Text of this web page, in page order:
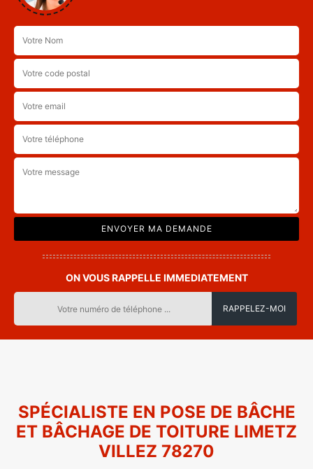
ON VOUS RAPPELLE IMMEDIATEMENT
SPÉCIALISTE EN POSE DE BÂCHE
ET BÂCHAGE DE TOITURE LIMETZ
VILLEZ 78270